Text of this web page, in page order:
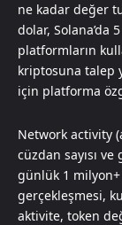
ne kadar değer
dolar, Solana’da
platformların
kriptosuna talep
için platforma
Network activity
cüzdan sayısı
günlük 1 milyon+
gerçekleşmesi,
aktivite, token